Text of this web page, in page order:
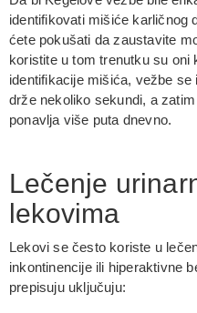
identifikovati mišiće karličnog
ćete pokušati da zaustavite
koristite u tom trenutku su oni
identifikacije mišića, vežbe
drže nekoliko sekundi, a
ponavlja više puta dnevno.
Lečenje
lekovima
Lekovi se često koriste u
inkontinencije ili hiperaktivne
prepisuju uključuju: